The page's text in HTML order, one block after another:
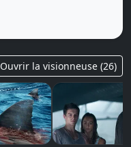
Ouvrir la visionneuse (26)